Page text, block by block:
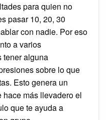
para quien no
pasar 10, 20, 30
con nadie. Por eso
a varios
tener alguna
sobre lo que
Esto genera un
más llevadero el
que te ayuda a